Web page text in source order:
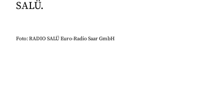
SALÜ.
Foto: RADIO SALÜ Euro-Radio Saar GmbH